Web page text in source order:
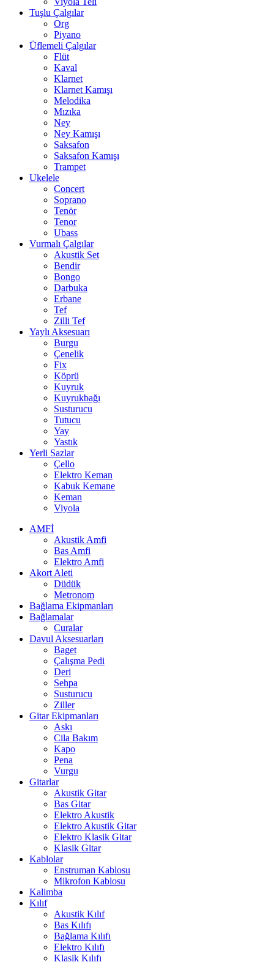
Tuşlu Çalgılar
Org
Piyano
Üflemeli Çalgılar
Flüt
Kaval
Klarnet
Klarnet Kamışı
Melodika
Mızıka
Ney
Ney Kamışı
Saksafon
Saksafon Kamışı
Trampet
Ukelele
Concert
Soprano
Tenör
Tenor
Ubass
Vurmalı Çalgılar
Akustik Set
Bendir
Bongo
Darbuka
Erbane
Tef
Zilli Tef
Yaylı Aksesuarı
Burgu
Çenelik
Fix
Köprü
Kuyruk
Kuyrukbağı
Susturucu
Tutucu
Yay
Yastık
Yerli Sazlar
Çello
Elektro Keman
Kabuk Kemane
Keman
Viyola
AMFİ
Akustik Amfi
Bas Amfi
Elektro Amfi
Akort Aleti
Düdük
Metronom
Bağlama Ekipmanları
Bağlamalar
Curalar
Davul Aksesuarları
Baget
Çalışma Pedi
Deri
Sehpa
Susturucu
Ziller
Gitar Ekipmanları
Askı
Cila Bakım
Kapo
Pena
Vurgu
Gitarlar
Akustik Gitar
Bas Gitar
Elektro Akustik
Elektro Akustik Gitar
Elektro Klasik Gitar
Klasik Gitar
Kablolar
Enstruman Kablosu
Mikrofon Kablosu
Kalimba
Kılıf
Akustik Kılıf
Bas Kılıfı
Bağlama Kılıfı
Elektro Kılıfı
Klasik Kılıfı